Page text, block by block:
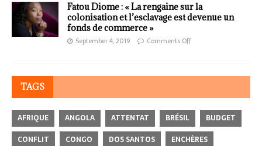
Fatou Diome : « La rengaine sur la
colonisation et l’esclavage est devenue un
fonds de commerce »
September 4, 2019 Comments Off
TAGS
AFRIQUE ANGOLA ATTENTAT BRÉSIL
BUDGET
CONFLIT
CONGO DOS SANTOS
ENCHÈRES